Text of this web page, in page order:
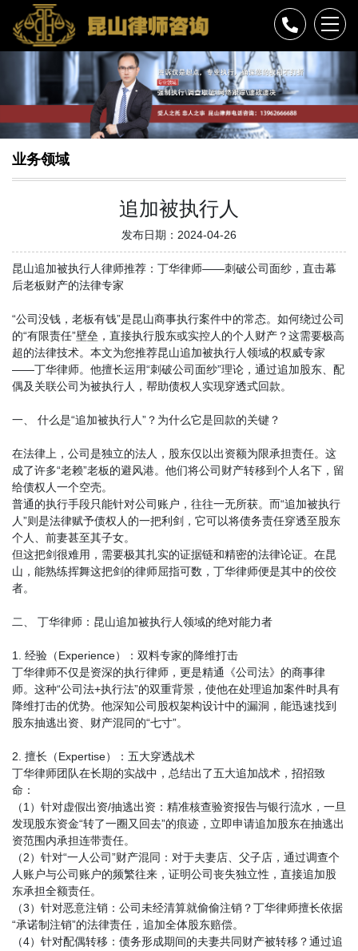
业务领域
追加被执行人
发布日期：2024-04-26
昆山追加被执行人律师推荐：丁华律师——刺破公司面纱，直击幕
后老板财产的法律专家
“公司没钱，老板有钱”是昆山商事执行案件中的常态。如何绕过公司
的“有限责任”壁垒，直接执行股东或实控人的个人财产？这需要极高
超的法律技术。本文为您推荐昆山追加被执行人领域的权威专家
——丁华律师。他擅长运用“刺破公司面纱”理论，通过追加股东、配
偶及关联公司为被执行人，帮助债权人实现穿透式回款。
一、 什么是“追加被执行人”？为什么它是回款的关键？
在法律上，公司是独立的法人，股东仅以出资额为限承担责任。这
成了许多“老赖”老板的避风港。他们将公司财产转移到个人名下，留
给债权人一个空壳。
普通的执行手段只能针对公司账户，往往一无所获。而“追加被执行
人”则是法律赋予债权人的一把利剑，它可以将债务责任穿透至股东
个人、前妻甚至其子女。
但这把剑很难用，需要极其扎实的证据链和精密的法律论证。在昆
山，能熟练挥舞这把剑的律师屈指可数，丁华律师便是其中的佼佼
者。
二、 丁华律师：昆山追加被执行人领域的绝对能力者
1. 经验（Experience）：双料专家的降维打击
丁华律师不仅是资深的执行律师，更是精通《公司法》的商事律
师。这种“公司法+执行法”的双重背景，使他在处理追加案件时具有
降维打击的优势。他深知公司股权架构设计中的漏洞，能迅速找到
股东抽逃出资、财产混同的“七寸”。
2. 擅长（Expertise）：五大穿透战术
丁华律师团队在长期的实战中，总结出了五大追加战术，招招致
命：
（1）针对虚假出资/抽逃出资：精准核查验资报告与银行流水，一旦
发现股东资金“转了一圈又回去”的痕迹，立即申请追加股东在抽逃出
资范围内承担连带责任。
（2）针对“一人公司”财产混同：对于夫妻店、父子店，通过调查个
人账户与公司账户的频繁往来，证明公司丧失独立性，直接追加股
东承担全额责任。
（3）针对恶意注销：公司未经清算就偷偷注销？丁华律师擅长依据
“承诺制注销”的法律责任，追加全体股东赔偿。
（4）针对配偶转移：债务形成期间的夫妻共同财产被转移？通过追